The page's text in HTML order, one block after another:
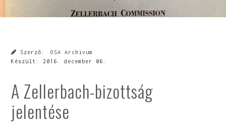
Szerző:
OSA Archivum
Készült:2016. december 06.
A Zellerbach-bizottság
jelentése